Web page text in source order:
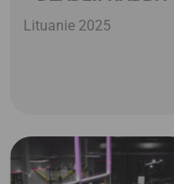
Lituanie 2025